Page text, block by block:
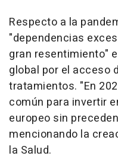
Respecto a la
"dependencias
gran resentimiento"
global por el acceso
tratamientos. "En
común para invertir
europeo sin
mencionando la
la Salud.